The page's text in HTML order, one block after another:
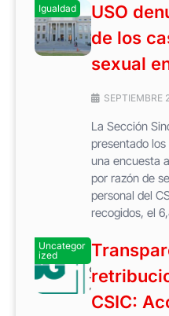
Igualdad
USO
de los
sexual
SEPTIEMBRE
La Sección
presentado
una encuesta
por razón de
personal del
recogidos, el
Uncategor
ized
CSIC: